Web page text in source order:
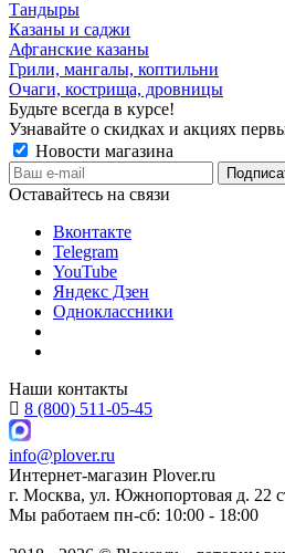
Тандыры
Казаны и саджи
Афганские казаны
Грили, мангалы, коптильни
Очаги, кострища, дровницы
Будьте всегда в курсе!
Узнавайте о скидках и акциях
Новости магазина
Оставайтесь на связи
Вконтакте
Telegram
YouTube
Яндекс Дзен
Одноклассники
Наши контакты
8 (800) 511-05-45
info@plover.ru
Интернет-магазин Plover.ru
г. Москва, ул. Южнопортовая д. 22
Мы работаем пн-сб: 10:00 - 18:00